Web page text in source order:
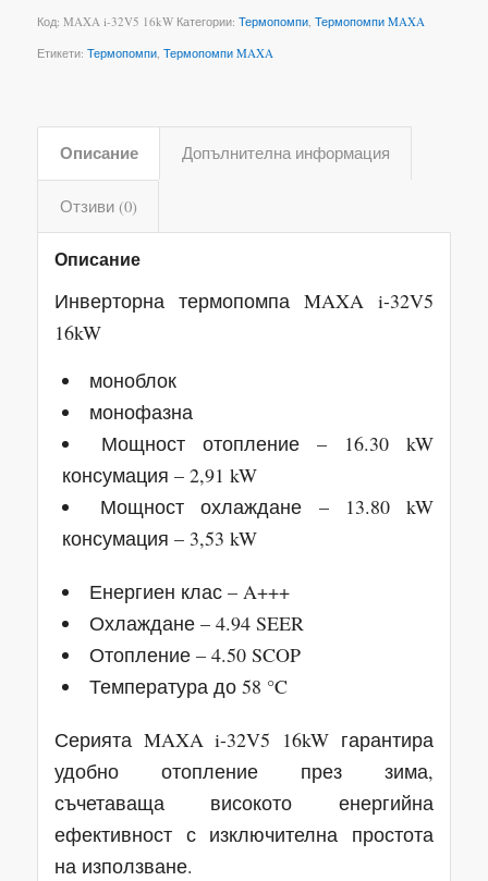
Код: MAXA i-32V5 16kW Категории: Термопомпи, Термопомпи MAXA
Етикети: Термопомпи, Термопомпи MAXA
Описание Допълнителна информация
Отзиви (0)
Описание
Инверторна термопомпа MAXA i-32V5
16kW
моноблок
монофазна
Мощност отопление – 16.30 kW
консумация – 2,91 kW
Мощност охлаждане – 13.80 kW
консумация – 3,53 kW
Енергиен клас – A+++
Охлаждане – 4.94 SEER
Отопление – 4.50 SCOP
Температура до 58 °C
Серията MAXA i-32V5 16kW гарантира
удобно отопление през зима,
съчетаваща високото енергийна
ефективност с изключителна простота
на използване.